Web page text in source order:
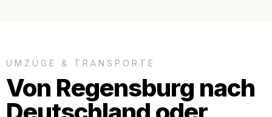
UMZÜGE & TRANSPORTE
Von Regensburg nach